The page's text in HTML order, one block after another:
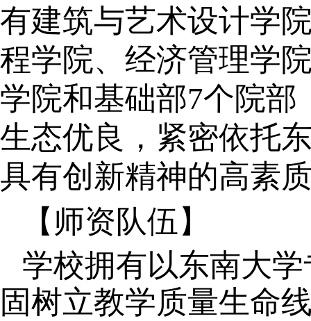
有建筑与艺术设计学
程学院、经济管理学
学院和基础部7个院
生态优良，紧密依托
具有创新精神的高素
【师资队伍】
学校拥有以东南大
固树立教学质量生命